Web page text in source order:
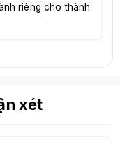
riêng cho thành
xét